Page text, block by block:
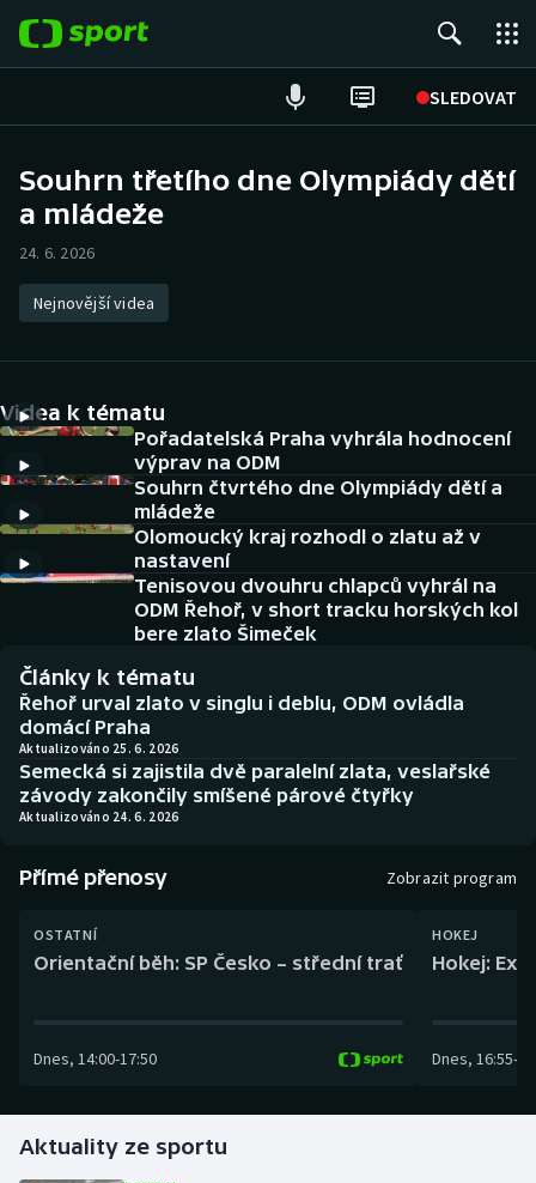
SLEDOVAT
Hokej
Atletika
DALŠÍ SPORTY
Americký fotbal
Baseball a softbal
Biatlon
Boby a skeleton
Box
Florbal
Golf
NEPŘEHLÉDNĚTE
Historické návraty
Aplikace ČT sport
AZ kvíz
Souhrn třetího dne Olympiády dětí
a mládeže
24. 6. 2026
Nejnovější videa
Videa k tématu
Pořadatelská Praha vyhrála hodnocení
výprav na ODM
Souhrn čtvrtého dne Olympiády dětí a
mládeže
Olomoucký kraj rozhodl o zlatu až v
nastavení
Tenisovou dvouhru chlapců vyhrál na
ODM Řehoř, v short tracku horských kol
bere zlato Šimeček
Články k tématu
Řehoř urval zlato v singlu i deblu, ODM ovládla
domácí Praha
Aktualizováno 25. 6. 2026
Semecká si zajistila dvě paralelní zlata, veslařské
závody zakončily smíšené párové čtyřky
Aktualizováno 24. 6. 2026
Přímé přenosy Zobrazit program
OSTATNÍ
Orientační běh: SP Česko – střední trať
Dnes, 14:00-17:50
HOKEJ
Hokej:
Dnes, 16:55-
Aktuality ze sportu